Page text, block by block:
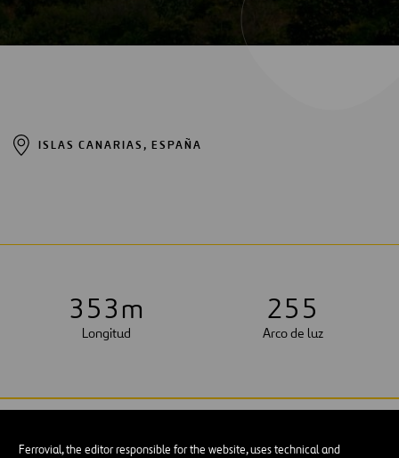
Ferrovial, the editor responsible for the website, uses technical and
ISLAS CANARIAS, ESPAÑA
353m
Longitud
255
Arco de luz